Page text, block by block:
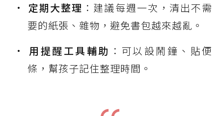
定期大整理 ：建議每週一次，清出不需
要的紙張、雜物，避免書包越來越亂。
用提醒工具輔助 ：可以設鬧鐘、貼便
條，幫孩子記住整理時間。